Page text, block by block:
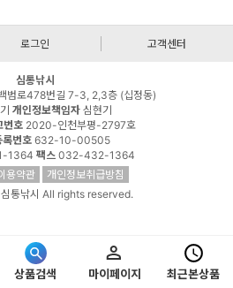
상품검색 마이페이지 최근본상품
로그인 고객센터
심통낚시
범로478번길 7-3, 2,3층 (십정동)
개인정보책임자 심현기
번호2020-인천부평-2797호
번호632-10-00505
1364 팩스 032-432-1364
용약관
개인정보취급방침
통낚시 All rights reserved.